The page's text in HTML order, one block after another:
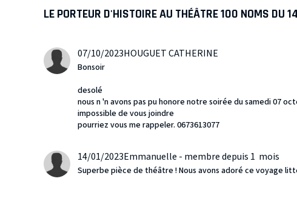
LE PORTEUR D'HISTOIRE AU THÉÂTRE 100 NOMS
07/10/2023HOUGUET CATHERINE
Bonsoir
desolé
nous n 'n avons pas pu honore notre soirée du samedi 07
impossible de vous joindre
pourriez vous me rappeler. 0673613077
14/01/2023Emmanuelle - membre depuis 1 mois
Superbe pièce de théâtre ! Nous avons adoré ce voyage